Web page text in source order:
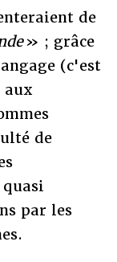
de
» ; grâce
(c'est
aux
de
par les